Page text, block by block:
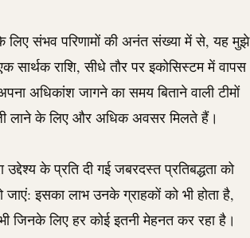
संभव परिणामों की अनंत संख्या में से, यह मुझे
सार्थक राशि, सीधे तौर पर इकोसिस्टम में वापस
अधिकांश जागने का समय बिताने वाली टीमों
के लिए और अधिक अवसर मिलते हैं।
उद्देश्य के प्रति दी गई जबरदस्त प्रतिबद्धता को
इसका लाभ उनके ग्राहकों को भी होता है,
जिनके लिए हर कोई इतनी मेहनत कर रहा है।